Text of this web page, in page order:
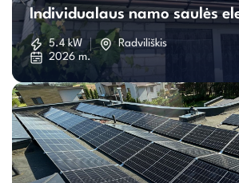
namo
saulės
Individualaus namo saulės
5.4 kW
Radviliškis
2026 m.